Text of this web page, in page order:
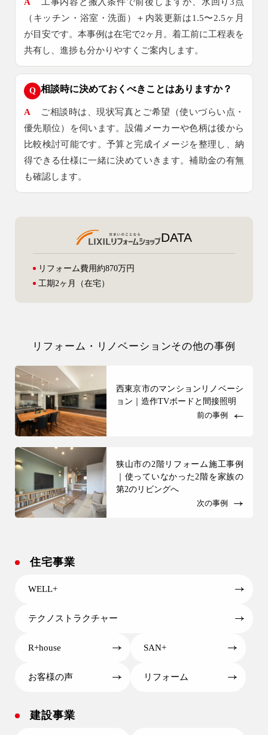
A
工事内容と搬入条件で前後しますが、水回り3点
（キッチン・浴室・洗面）＋内装更新は1.5〜2.5ヶ月
が目安です。本事例は在宅で2ヶ月。着工前に工程表を
共有し、進捗も分かりやすくご案内します。
Q 相談時に決めておくべきことはありますか？
A
ご相談時は、現状写真とご希望（使いづらい点・
優先順位）を伺います。設備メーカーや色柄は後から
比較検討可能です。予算と完成イメージを整理し、納
得できる仕様に一緒に決めていきます。補助金の有無
も確認します。
DATA
リフォーム費用約870万円
工期 2ヶ月（在宅）
リフォーム・リノベーションその他の事例
西東京市のマンションリノベーシ
ョン｜造作TVボードと間接照明
前の事例
狭山市の2階リフォーム施工事例
｜使っていなかった2階を家族の
第2のリビングへ
次の事例
住宅事業
WELL+
テクノストラクチャー
R+house SAN+
お客様の声 リフォーム
建設事業